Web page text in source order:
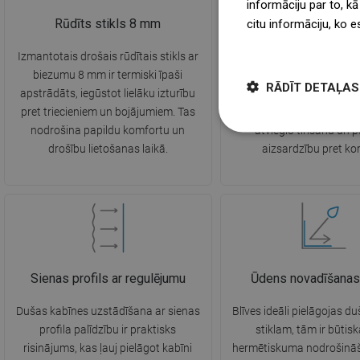
Rūdīts stikls 8 mm
Izmantotais drošais rūdītais stikls ar
biezumu 8 mm ir termiski īpaši
apstrādāts, iegūstot lielāku izturību
pret triecieniem un bojājumiem. Tas
nodrošina papildu komfortu un
drošību lietošanas laikā.
EasyClean
gludo stikla virsmu,
atvieglo tīrīšanu un
aizsardzību pret
Sienas profils ar regulējumu
Dušas kabīnes uzstādīšana ar sienas
profila palīdzību ir praktisks
risinājums, kas ļauj pielāgot kabīni
Ūdens
Blīves ideāli pielāgojas
stiklam, tām ir
hermētiskuma
informāciju par to,
citu informāciju, ko
RĀDĪT DETAĻAS